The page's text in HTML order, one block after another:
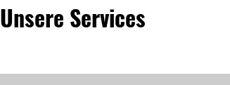
Unsere Services